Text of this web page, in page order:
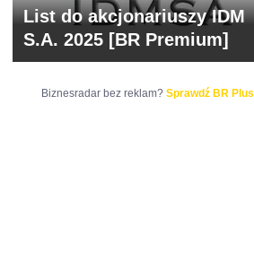
List do akcjonariuszy IDM
S.A. 2025 [BR Premium]
Biznesradar bez reklam? Sprawdź BR Plus